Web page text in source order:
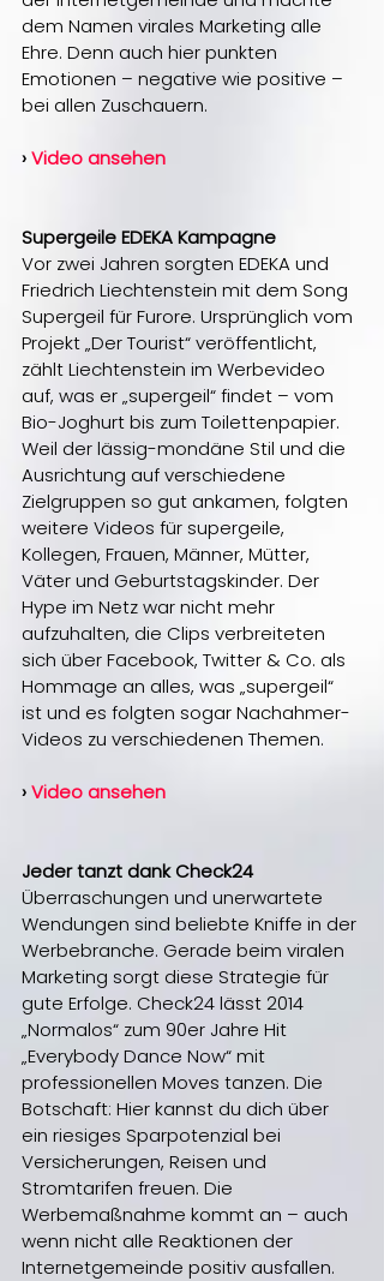
dem Namen virales Marketing alle
Ehre. Denn auch hier punkten
Emotionen – negative wie positive –
bei allen Zuschauern.
› Video ansehen
Supergeile EDEKA Kampagne
Vor zwei Jahren sorgten EDEKA und
Friedrich Liechtenstein mit dem Song
Supergeil für Furore. Ursprünglich vom
Projekt „Der Tourist“ veröffentlicht,
zählt Liechtenstein im Werbevideo
auf, was er „supergeil“ findet – vom
Bio-Joghurt bis zum Toilettenpapier.
Weil der lässig-mondäne Stil und die
Ausrichtung auf verschiedene
Zielgruppen so gut ankamen, folgten
weitere Videos für supergeile,
Kollegen, Frauen, Männer, Mütter,
Väter und Geburtstagskinder. Der
Hype im Netz war nicht mehr
aufzuhalten, die Clips verbreiteten
sich über Facebook, Twitter & Co. als
Hommage an alles, was „supergeil“
ist und es folgten sogar Nachahmer-
Videos zu verschiedenen Themen.
› Video ansehen
Jeder tanzt dank Check24
Überraschungen und unerwartete
Wendungen sind beliebte Kniffe in der
Werbebranche. Gerade beim viralen
Marketing sorgt diese Strategie für
gute Erfolge. Check24 lässt 2014
„Normalos“ zum 90er Jahre Hit
„Everybody Dance Now“ mit
professionellen Moves tanzen. Die
Botschaft: Hier kannst du dich über
ein riesiges Sparpotenzial bei
Versicherungen, Reisen und
Stromtarifen freuen. Die
Werbemaßnahme kommt an – auch
wenn nicht alle Reaktionen der
Internetgemeinde positiv ausfallen.